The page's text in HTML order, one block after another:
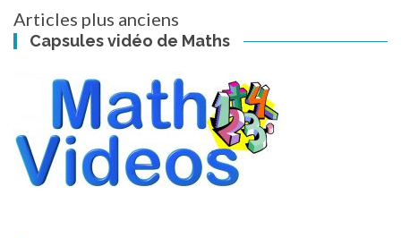
Navigation
des
articles
Articles plus anciens
Capsules vidéo de Maths